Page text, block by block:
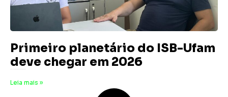
Primeiro planetário do ISB-Ufam
deve chegar em 2026
Leia mais »